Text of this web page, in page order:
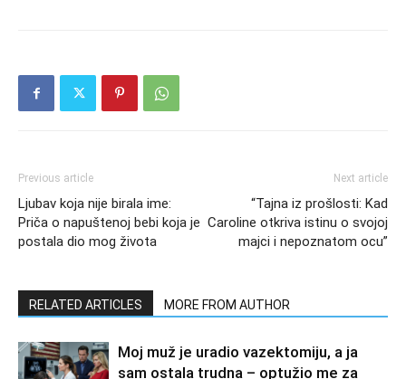
Previous article
Ljubav koja nije birala ime:
Priča o napuštenoj bebi koja je
postala dio mog života
Next article
“Tajna iz prošlosti: Kad
Caroline otkriva istinu o svojoj
majci i nepoznatom ocu”
RELATED ARTICLES MORE FROM AUTHOR
Moj muž je uradio vazektomiju, a ja
sam ostala trudna – optužio me za